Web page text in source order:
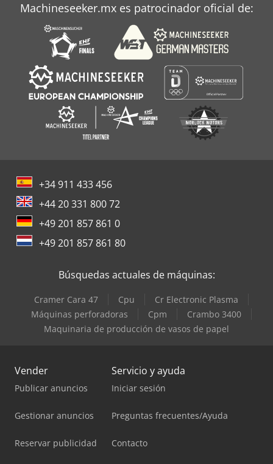
Machineseeker.mx es patrocinador oficial de:
+34 911 433 456
+44 20 331 800 72
+49 201 857 861 0
+49 201 857 861 80
Búsquedas actuales de máquinas:
Cramer Cara 47 Cpu
Cr Electronic Plasma
Máquinas perforadoras
Cpm
Crambo 3400
Maquinaria de producción de vasos de papel
Vender
Publicar anuncios
Gestionar anuncios
Reservar publicidad
Servicio y ayuda
Iniciar sesión
Preguntas frecuentes/Ayuda
Contacto